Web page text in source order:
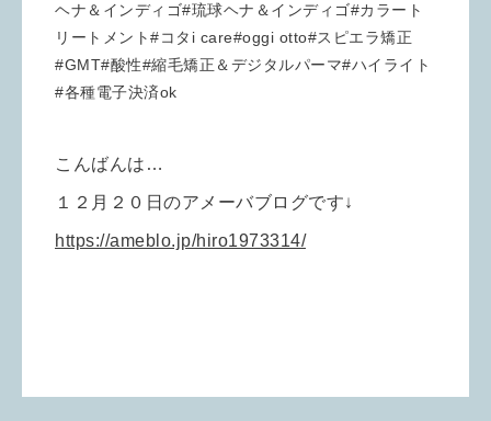
ヘナ＆インディゴ#琉球ヘナ＆インディゴ#カラート
リートメント#コタi care#oggi otto#スピエラ矯正
#GMT#酸性#縮毛矯正＆デジタルパーマ#ハイライト
#各種電子決済ok
こんばんは…
１２月２０日のアメーバブログです↓
https://ameblo.jp/hiro1973314/